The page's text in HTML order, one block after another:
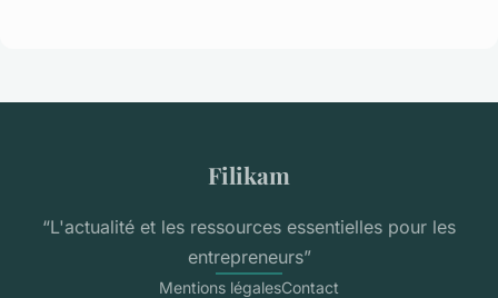
Filikam
“L'actualité et les ressources essentielles pour les
entrepreneurs”
Mentions légalesContact